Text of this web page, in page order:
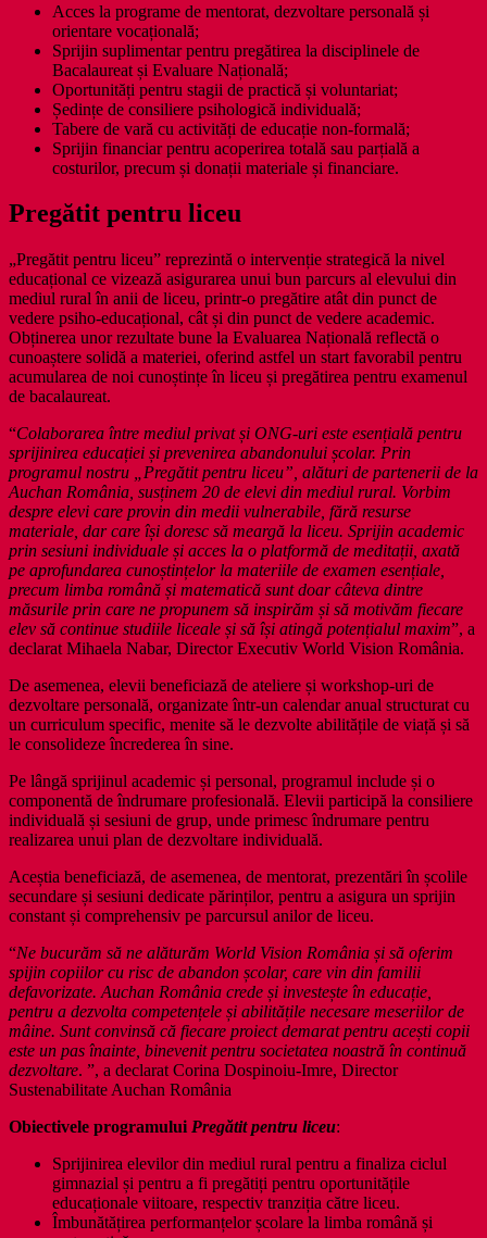
Acces la programe de mentorat, dezvoltare personală și
orientare vocațională;
Sprijin suplimentar pentru pregătirea la disciplinele de
Bacalaureat și Evaluare Națională;
Oportunități pentru stagii de practică și voluntariat;
Ședințe de consiliere psihologică individuală;
Tabere de vară cu activități de educație non-formală;
Sprijin financiar pentru acoperirea totală sau parțială a
costurilor, precum și donații materiale și financiare.
Pregătit pentru liceu
„Pregătit pentru liceu” reprezintă o intervenție strategică la nivel
educațional ce vizează asigurarea unui bun parcurs al elevului din
mediul rural în anii de liceu, printr-o pregătire atât din punct de
vedere psiho-educațional, cât și din punct de vedere academic.
Obținerea unor rezultate bune la Evaluarea Națională reflectă o
cunoaștere solidă a materiei, oferind astfel un start favorabil pentru
acumularea de noi cunoștințe în liceu și pregătirea pentru examenul
de bacalaureat.
“Colaborarea între mediul privat și ONG-uri este esențială pentru
sprijinirea educației și prevenirea abandonului școlar. Prin
programul nostru „Pregătit pentru liceu”, alături de partenerii de la
Auchan România, susținem 20 de elevi din mediul rural. Vorbim
despre elevi care provin din medii vulnerabile, fără resurse
materiale, dar care își doresc să meargă la liceu. Sprijin academic
prin sesiuni individuale și acces la o platformă de meditații, axată
pe aprofundarea cunoștințelor la materiile de examen esențiale,
precum limba română și matematică sunt doar câteva dintre
măsurile prin care ne propunem să inspirăm și să motivăm fiecare
elev să continue studiile liceale și să își atingă potențialul maxim”, a
declarat Mihaela Nabar, Director Executiv World Vision România.
De asemenea, elevii beneficiază de ateliere și workshop-uri de
dezvoltare personală, organizate într-un calendar anual structurat cu
un curriculum specific, menite să le dezvolte abilitățile de viață și să
le consolideze încrederea în sine.
Pe lângă sprijinul academic și personal, programul include și o
componentă de îndrumare profesională. Elevii participă la consiliere
individuală și sesiuni de grup, unde primesc îndrumare pentru
realizarea unui plan de dezvoltare individuală.
Aceștia beneficiază, de asemenea, de mentorat, prezentări în școlile
secundare și sesiuni dedicate părinților, pentru a asigura un sprijin
constant și comprehensiv pe parcursul anilor de liceu.
“Ne bucurăm să ne alăturăm World Vision România și să oferim
spijin copiilor cu risc de abandon școlar, care vin din familii
defavorizate. Auchan România crede și investește în educație,
pentru a dezvolta competențele și abilitățile necesare meseriilor de
mâine. Sunt convinsă că fiecare proiect demarat pentru acești copii
este un pas înainte, binevenit pentru societatea noastră în continuă
dezvoltare. ”, a declarat Corina Dospinoiu-Imre, Director
Sustenabilitate Auchan România
Obiectivele programului Pregătit pentru liceu:
Sprijinirea elevilor din mediul rural pentru a finaliza ciclul
gimnazial și pentru a fi pregătiți pentru oportunitățile
educaționale viitoare, respectiv tranziția către liceu.
Îmbunătățirea performanțelor școlare la limba română și